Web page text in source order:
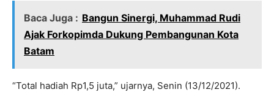
Baca Juga : Bangun Sinergi, Muhammad Rudi
Ajak Forkopimda Dukung Pembangunan Kota
Batam
“Total hadiah Rp1,5 juta,” ujarnya, Senin (13/12/2021).